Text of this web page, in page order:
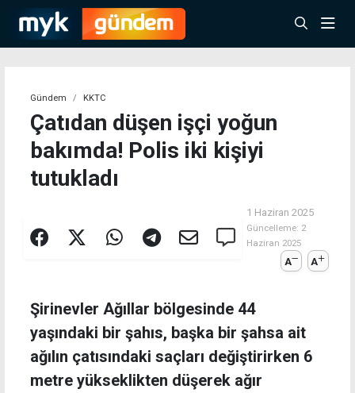
Gündem KKTC
Çatıdan düşen işçi yoğun
bakımda! Polis iki kişiyi
tutukladı
1 Haziran 2025
Güncelleme: 2
Haziran 2025
A A
Şirinevler Ağıllar bölgesinde 44
yaşındaki bir şahıs, başka bir şahsa ait
ağılın çatısındaki saçları değiştirirken 6
metre yükseklikten düşerek ağır